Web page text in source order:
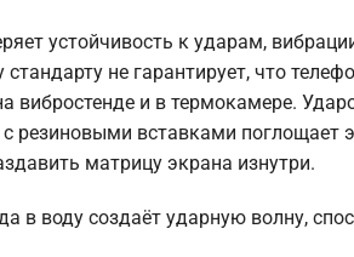
устойчивость к ударам,
не гарантирует, что
вибростенде и в термокамере.
резиновыми вставками поглощает
матрицу экрана изнутри.
в воду создаёт ударную волну,